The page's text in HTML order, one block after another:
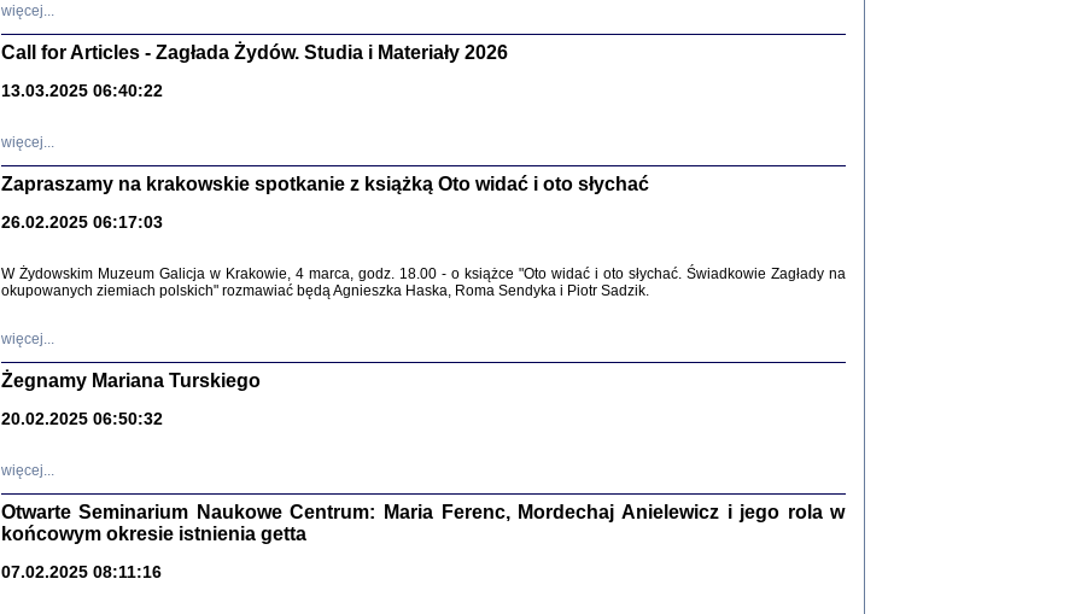
Warszawa 2017
więcej...
Call for Articles - Zagłada Żydów. Studia i Materiały 2026
13.03.2025 06:40:22
więcej...
Zapraszamy na krakowskie spotkanie z książką Oto widać i oto słychać
26.02.2025 06:17:03
W Żydowskim Muzeum Galicja w Krakowie, 4 marca, godz. 18.00 - o książce "Oto widać i oto słychać. Świadkowie Zagłady na
okupowanych ziemiach polskich" rozmawiać będą Agnieszka Haska, Roma Sendyka i Piotr Sadzik.
więcej...
Żegnamy Mariana Turskiego
20.02.2025 06:50:32
więcej...
Otwarte Seminarium Naukowe Centrum: Maria Ferenc, Mordechaj Anielewicz i jego rola w
końcowym okresie istnienia getta
07.02.2025 08:11:16